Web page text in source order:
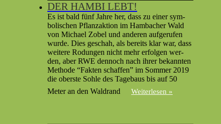
DER HAMBI LEBT!
Es ist bald fünf Jahre her, dass zu ein­er sym­
bol­is­chen Pflan­za­k­tion im Ham­bach­er Wald
von Michael Zobel und anderen aufgerufen
wurde. Dies geschah, als bere­its klar war, dass
weit­ere Rodun­gen nicht mehr erfol­gen wer­
den, aber RWE den­noch nach ihrer bekan­nten
Meth­ode “Fak­ten schaf­fen” im Som­mer 2019
die ober­ste Sohle des Tage­baus bis auf 50
Meter an den Wal­drand
Weiterlesen »